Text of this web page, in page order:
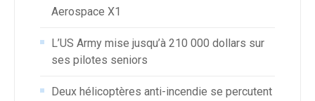
Aerospace X1
L’US Army mise jusqu’à 210 000 dollars sur
ses pilotes seniors
Deux hélicoptères anti-incendie se percutent